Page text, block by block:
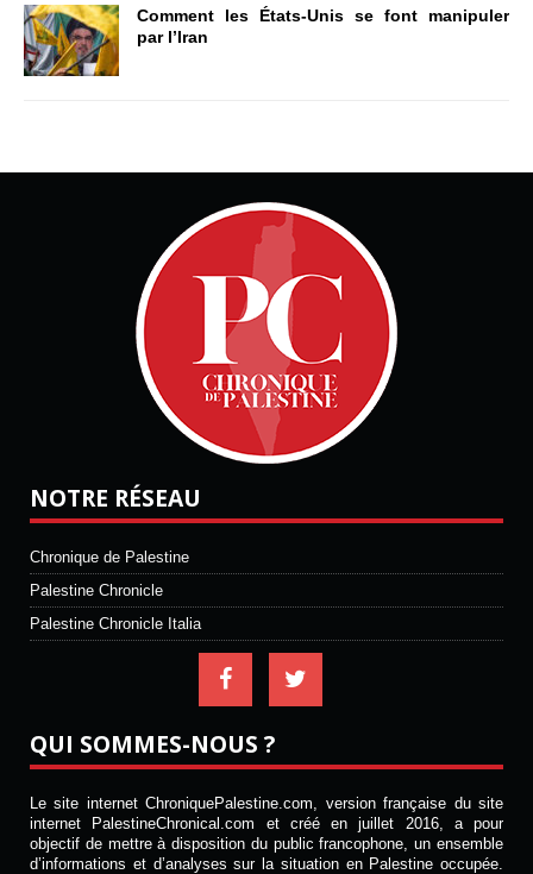
Comment les États-Unis se font manipuler
par l’Iran
NOTRE RÉSEAU
Chronique de Palestine
Palestine Chronicle
Palestine Chronicle Italia
QUI SOMMES-NOUS ?
Le site internet ChroniquePalestine.com, version française du site
internet PalestineChronical.com et créé en juillet 2016, a pour
objectif de mettre à disposition du public francophone, un ensemble
d’informations et d’analyses sur la situation en Palestine occupée.